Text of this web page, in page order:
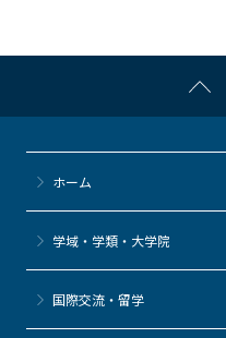
k
ホーム
学域・学類・大学院
国際交流・留学